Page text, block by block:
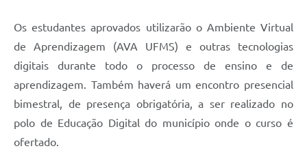
Os estudantes aprovados utilizarão o Ambiente Virtual
de Aprendizagem (AVA UFMS) e outras tecnologias
digitais durante todo o processo de ensino e de
aprendizagem. Também haverá um encontro presencial
bimestral, de presença obrigatória, a ser realizado no
polo de Educação Digital do município onde o curso é
ofertado.